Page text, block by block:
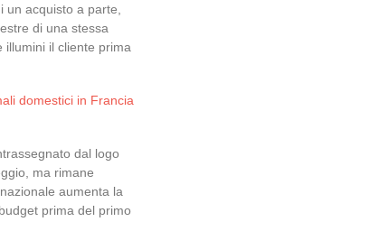
un acquisto a parte,
di una stessa
illumini il cliente prima
domestici in Francia
dal logo
ma rimane
aumenta la
prima del primo